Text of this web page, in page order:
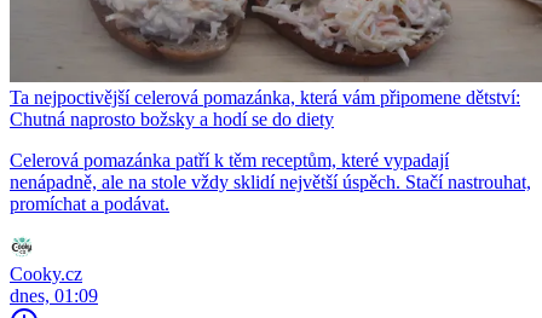
Ta nejpoctivější celerová pomazánka, která vám připomene dětství:
Chutná naprosto božsky a hodí se do diety
Celerová pomazánka patří k těm receptům, které vypadají
nenápadně, ale na stole vždy sklidí největší úspěch. Stačí nastrouhat,
promíchat a podávat.
Cooky.cz
dnes, 01:09